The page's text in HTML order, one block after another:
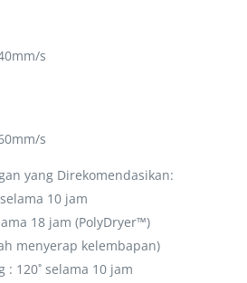
s
s
yang Direkomendasikan:
10 jam
18 jam (PolyDryer™)
menyerap kelembapan)
120˚ selama 10 jam